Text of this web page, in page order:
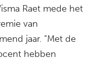
Raet mede het
van
jaar. “Met de
hebben